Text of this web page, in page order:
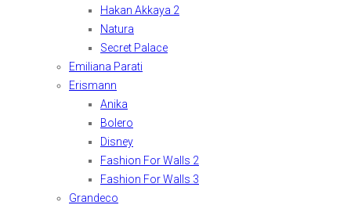
Hakan Akkaya 2
Natura
Secret Palace
Emiliana Parati
Erismann
Anika
Bolero
Disney
Fashion For Walls 2
Fashion For Walls 3
Grandeco